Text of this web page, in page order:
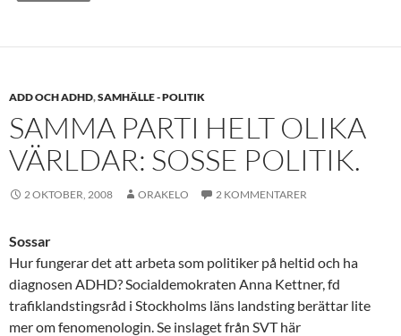
ADD OCH ADHD,SAMHÄLLE - POLITIK
SAMMA PARTI HELT OLIKA
VÄRLDAR: SOSSE POLITIK.
2 OKTOBER, 2008 ORAKELO 2 KOMMENTARER
Sossar
Hur fungerar det att arbeta som politiker på heltid och ha
diagnosen ADHD? Socialdemokraten Anna Kettner, fd
trafiklandstingsråd i Stockholms läns landsting berättar lite
mer om fenomenologin. Se inslaget från SVT här